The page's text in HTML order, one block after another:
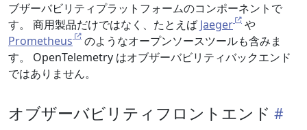
ブザーバビリティプラットフォームのコンポーネントで
す。 商用製品だけではなく、たとえば Jaeger
や
Prometheus
のようなオープンソースツールも含みま
す。 OpenTelemetry はオブザーバビリティバックエンド
ではありません。
オブザーバビリティフロントエンド